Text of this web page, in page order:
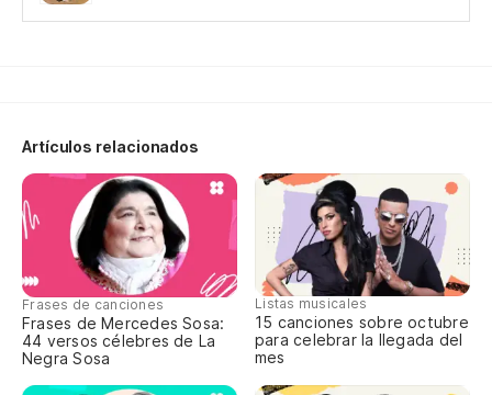
Artículos relacionados
Frases de canciones
Frases de Mercedes Sosa:
44 versos célebres de La
Negra Sosa
Listas musicales
15 canciones sobre octubre
para celebrar la llegada del
mes